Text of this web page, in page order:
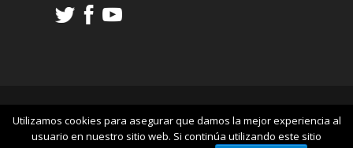
Envista Cultura Visual
Diseño Web en Asturias
Utilizamos cookies para asegurar que damos la mejor experiencia al
usuario en nuestro sitio web. Si continúa utilizando este sitio